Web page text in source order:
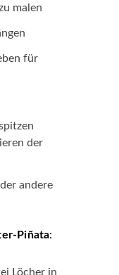
malen
für
der
andere
Piñata:
Löcher in